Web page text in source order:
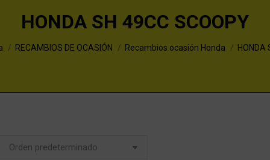
HONDA SH 49CC SCOOPY
RECAMBIOS DE OCASIÓN Recambios ocasión Honda HONDA